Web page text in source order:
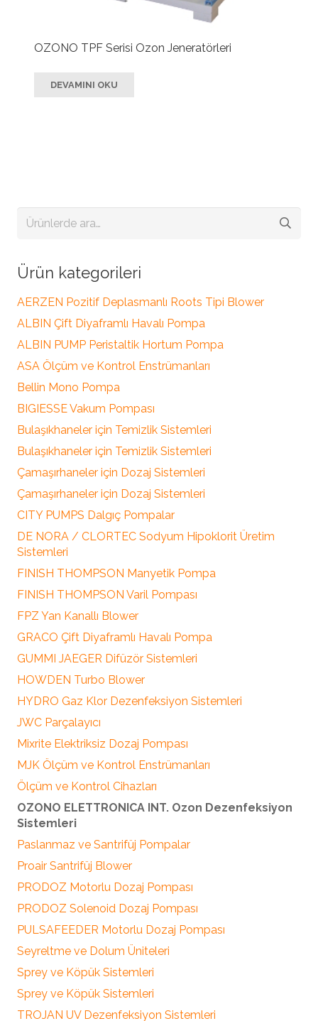
OZONO TPF Serisi Ozon Jeneratörleri
DEVAMINI OKU
Ara:
Ürün kategorileri
AERZEN Pozitif Deplasmanlı Roots Tipi Blower
ALBIN Çift Diyaframlı Havalı Pompa
ALBIN PUMP Peristaltik Hortum Pompa
ASA Ölçüm ve Kontrol Enstrümanları
Bellin Mono Pompa
BIGIESSE Vakum Pompası
Bulaşıkhaneler için Temizlik Sistemleri
Bulaşıkhaneler için Temizlik Sistemleri
Çamaşırhaneler için Dozaj Sistemleri
Çamaşırhaneler için Dozaj Sistemleri
CITY PUMPS Dalgıç Pompalar
DE NORA / CLORTEC Sodyum Hipoklorit Üretim
Sistemleri
FINISH THOMPSON Manyetik Pompa
FINISH THOMPSON Varil Pompası
FPZ Yan Kanallı Blower
GRACO Çift Diyaframlı Havalı Pompa
GUMMI JAEGER Difüzör Sistemleri
HOWDEN Turbo Blower
HYDRO Gaz Klor Dezenfeksiyon Sistemleri
JWC Parçalayıcı
Mixrite Elektriksiz Dozaj Pompası
MJK Ölçüm ve Kontrol Enstrümanları
Ölçüm ve Kontrol Cihazları
OZONO ELETTRONICA INT. Ozon Dezenfeksiyon
Sistemleri
Paslanmaz ve Santrifüj Pompalar
Proair Santrifüj Blower
PRODOZ Motorlu Dozaj Pompası
PRODOZ Solenoid Dozaj Pompası
PULSAFEEDER Motorlu Dozaj Pompası
Seyreltme ve Dolum Üniteleri
Sprey ve Köpük Sistemleri
Sprey ve Köpük Sistemleri
TROJAN UV Dezenfeksiyon Sistemleri